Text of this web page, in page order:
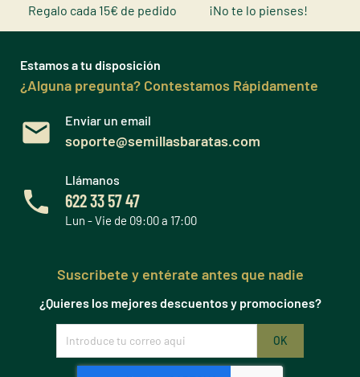
Regalo cada 15€ de pedido ¡No te lo pienses!
Estamos a tu disposición
¿Alguna pregunta? Contestamos Rápidamente
Enviar un email
soporte@semillasbaratas.com
Llámanos
622 33 57 47
Lun - Vie de 09:00 a 17:00
Suscribete y entérate antes que nadie
¿Quieres los mejores descuentos y promociones?